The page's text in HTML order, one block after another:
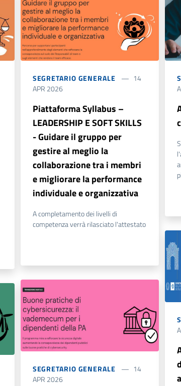
SEGRETARIO GENERALE
14
APR 2026
Piattaforma Syllabus –
LEADERSHIP E SOFT SKILLS
- Guidare il gruppo per
gestire al meglio la
collaborazione tra i membri
e migliorare la performance
individuale e organizzativa
A completamento dei livelli di
competenza verrà rilasciato l'attestato
SEGRETARIO GENERALE
14
APR 2026